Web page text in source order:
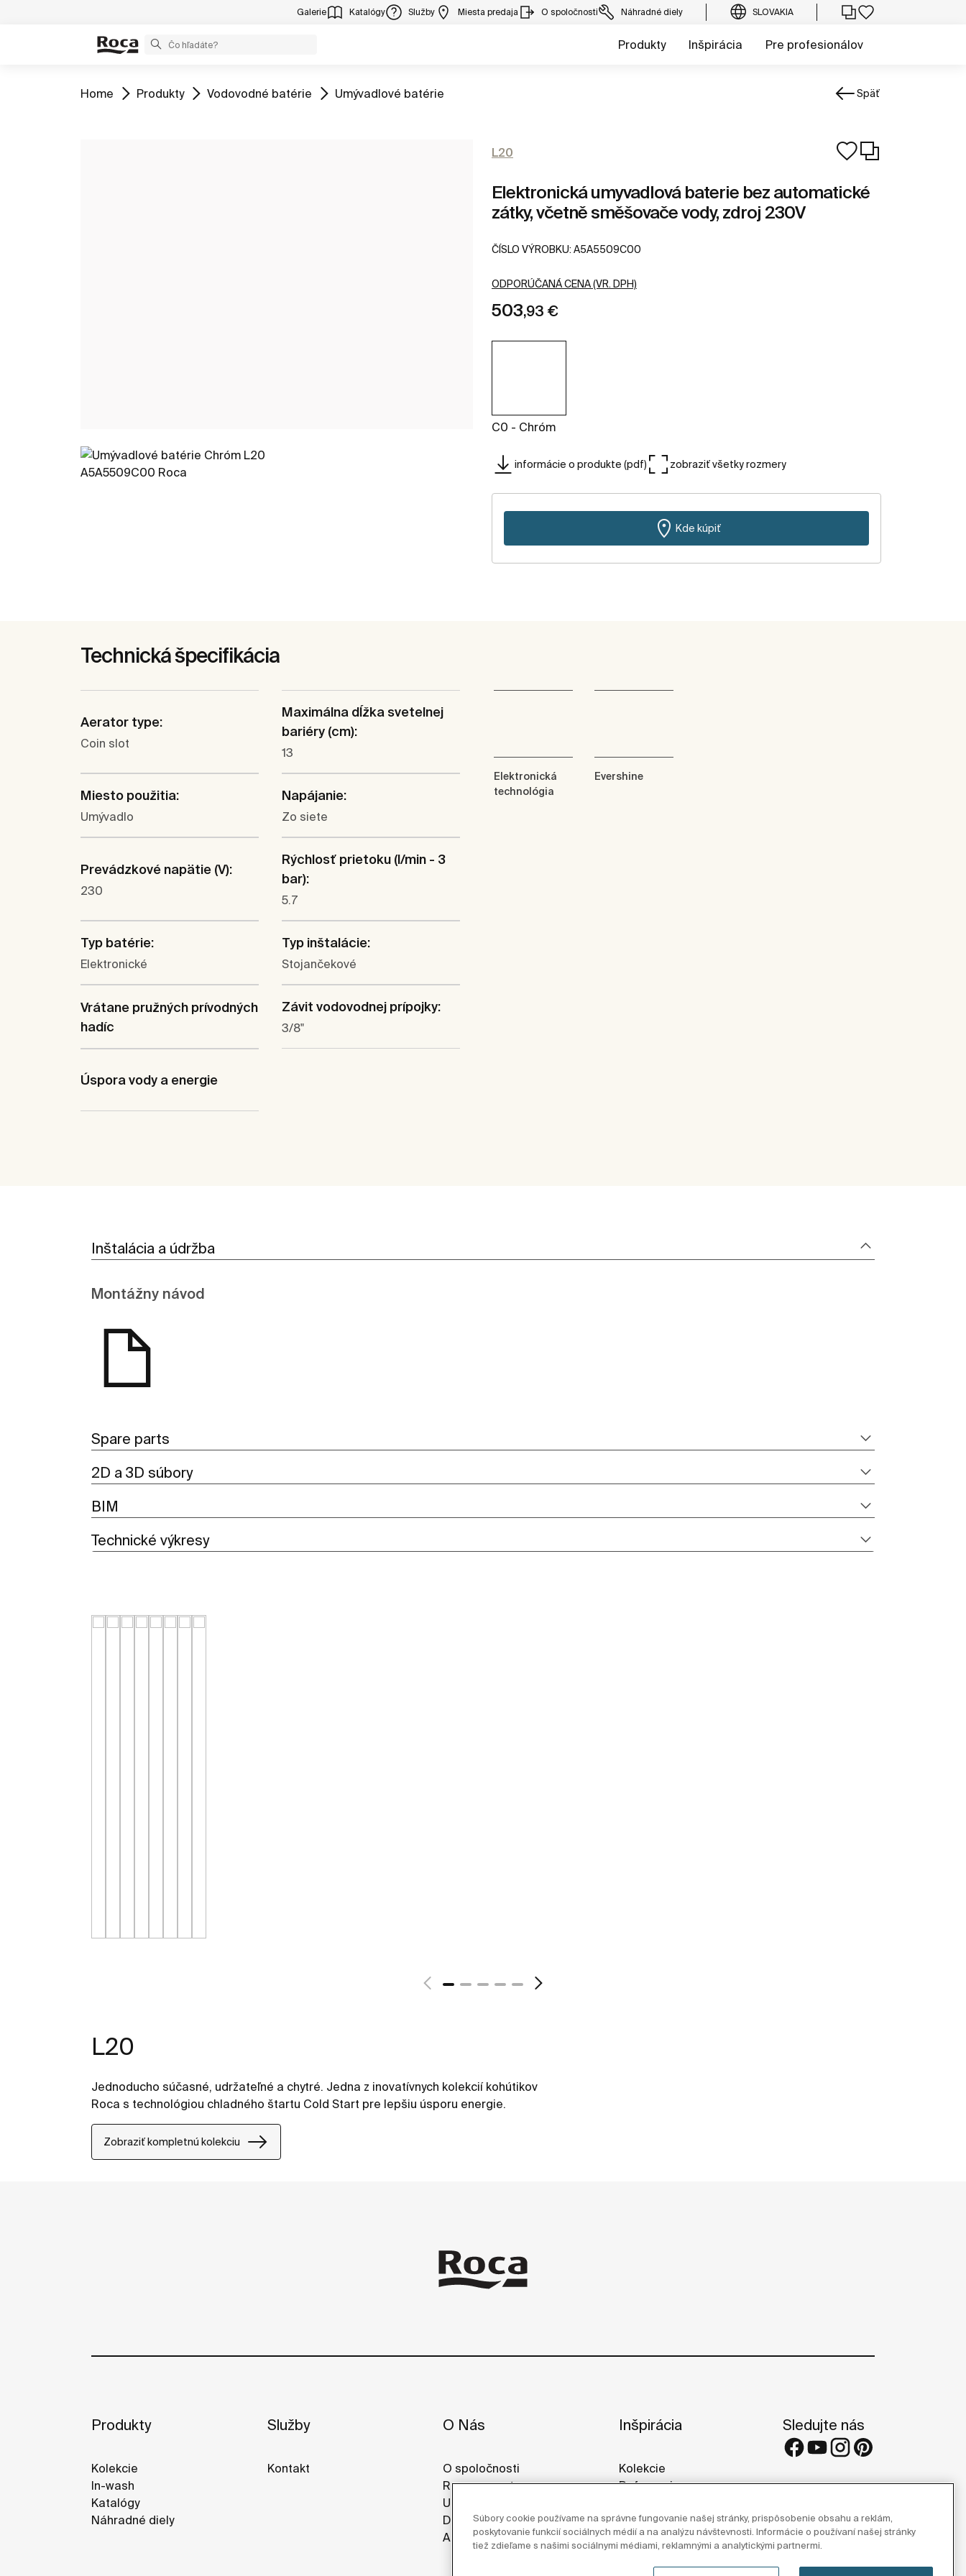
Galerie Katalógy Služby Miesta predaja O spoločnosti Náhradné diely SLOVAKIA
Produkty Inšpirácia Pre profesionálov
ZOBRAZIŤ
Home ZOBRAZIŤ
Produkty ZOBRAZIŤ
Vodovodné batérie ZOBRAZIŤ
Umývadlové batérie Späť
L20
Elektronická umyvadlová baterie bez automatické
zátky, včetně směšovače vody, zdroj 230V
ČÍSLO VÝROBKU: A5A5509C00
ODPORÚČANÁ CENA (VR. DPH)
503,93 €
C0 - Chróm
informácie o produkte (pdf) zobraziť všetky rozmery
Kde kúpiť
Technická špecifikácia
Aerator type:
Coin slot
Maximálna dĺžka svetelnej
bariéry (cm):
13
Miesto použitia:
Umývadlo
Napájanie:
Zo siete
Prevádzkové napätie (V):
230
Rýchlosť prietoku (l/min - 3
bar):
5.7
Typ batérie:
Elektronické
Typ inštalácie:
Stojančekové
Vrátane pružných prívodných
hadíc
Závit vodovodnej prípojky:
3/8"
Úspora vody a energie
Elektronická
technológia
Evershine
Inštalácia a údržba
Montážny návod
Spare parts
2D a 3D súbory
BIM
Technické výkresy
L20
Jednoducho súčasné, udržateľné a chytré. Jedna z inovatívnych kolekcií kohútikov
Roca s technológiou chladného štartu Cold Start pre lepšiu úsporu energie.
Zobraziť kompletnú kolekciu
Produkty
Kolekcie
In-wash
Katalógy
Náhradné diely
Služby
Kontakt
O Nás
O spoločnosti
Roca vo svete
Udrzatelnost
Dizajn & Inovácia
Aktuality
Inšpirácia
Kolekcie
Referencie
Sledujte nás
Súbory cookie používame na správne fungovanie našej stránky, prispôsobenie obsahu a reklám,
poskytovanie funkcií sociálnych médií a na analýzu návštevnosti. Informácie o používaní našej stránky
tiež zdieľame s našimi sociálnymi médiami, reklamnými a analytickými partnermi.